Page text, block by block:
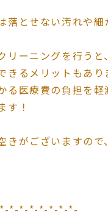
落とせない汚れや
リーニングを行う
るメリットもあり
る医療費の負担を
す！
きがございますの
*-*-*-*-*-*-*-